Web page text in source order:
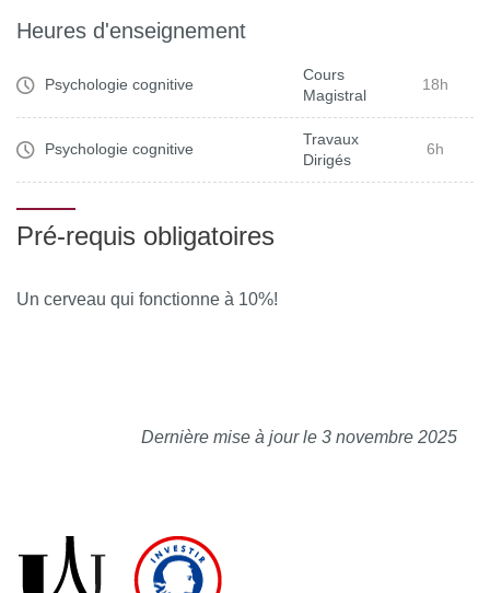
Heures d'enseignement
Psychologie cognitive
Cours
Magistral
18h
Psychologie cognitive
Travaux
Dirigés
6h
Pré-requis obligatoires
Un cerveau qui fonctionne à 10%!
Dernière mise à jour le 3 novembre 2025